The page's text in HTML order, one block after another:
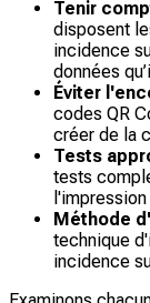
Tenir
disposent
incidence
données
Éviter
codes QR
créer de la
Tests
tests
Méthode
technique
incidence